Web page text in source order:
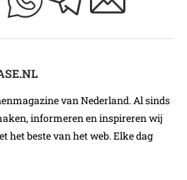
van Nederland. Al sinds
informeren en inspireren wij
het beste van het web. Elke dag